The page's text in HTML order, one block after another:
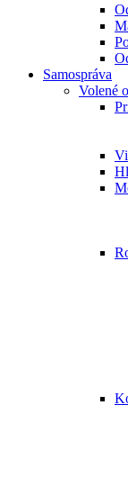
Samospráva
Volené